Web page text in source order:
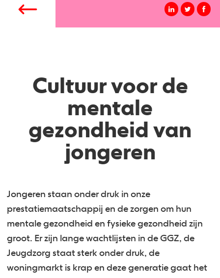
Cultuur voor de
mentale
gezondheid van
jongeren
Jongeren staan onder druk in onze
prestatiemaatschappij en de zorgen om hun
mentale gezondheid en fysieke gezondheid zijn
groot. Er zijn lange wachtlijsten in de GGZ, de
Jeugdzorg staat sterk onder druk, de
woningmarkt is krap en deze generatie gaat het